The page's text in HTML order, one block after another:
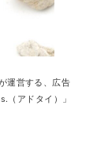
運営する、広告
（アドタイ）」